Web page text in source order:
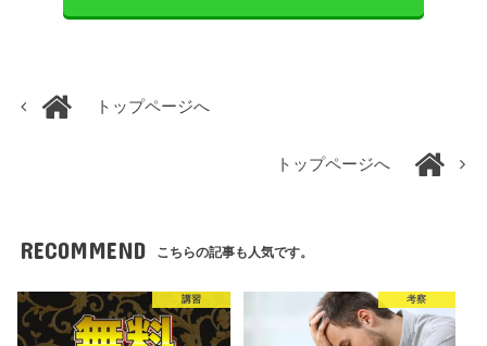
トップページへ
トップページへ
RECOMMEND こちらの記事も人気です。
講習 考察